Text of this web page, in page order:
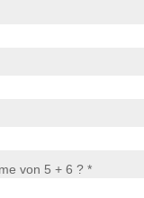
von 5 + 6 ? *